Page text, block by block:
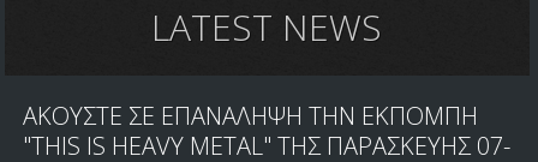
LATEST NEWS
ΑΚΟΥΣΤΕ ΣΕ ΕΠΑΝΑΛΗΨΗ ΤΗΝ ΕΚΠΟΜΠΗ
"THIS IS HEAVY METAL" ΤΗΣ ΠΑΡΑΣΚΕΥΗΣ 07-